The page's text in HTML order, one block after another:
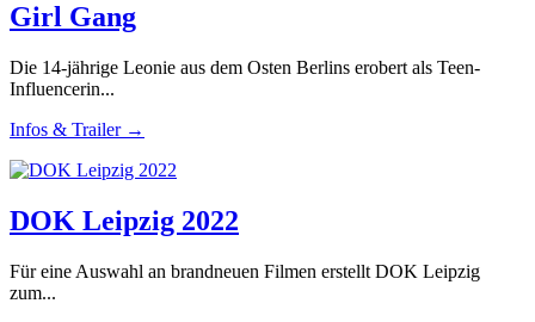
Girl Gang
Die 14-jährige Leonie aus dem Osten Berlins erobert als Teen-
Influencerin...
Infos & Trailer →
DOK Leipzig 2022
Für eine Auswahl an brandneuen Filmen erstellt DOK Leipzig
zum...